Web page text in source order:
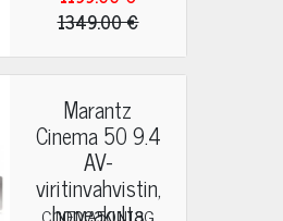
1349.00 €
Marantz
Cinema 50 9.4
AV-
viritinvahvistin,